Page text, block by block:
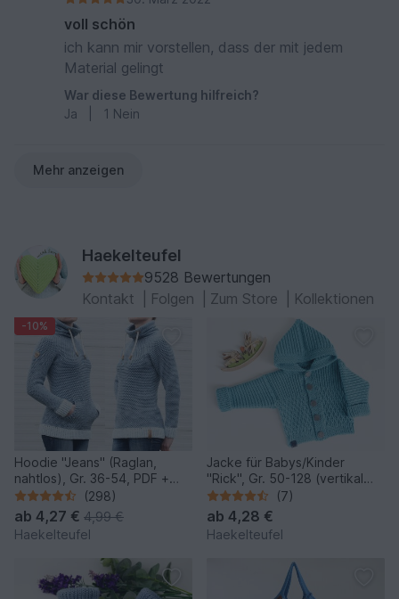
voll schön
ich kann mir vorstellen, dass der mit jedem
Material gelingt
War diese Bewertung hilfreich?
Ja
1 Nein
Mehr anzeigen
Haekelteufel
9528 Bewertungen
Kontakt
Folgen Zum Store Kollektionen
-10%
Hoodie "Jeans" (Raglan,
nahtlos), Gr. 36-54, PDF +
Link zum Video
(298)
ab 4,27 € 4,99 €
Haekelteufel
Jacke für Babys/Kinder
"Rick", Gr. 50-128 (vertikal
gehäkelt, stricklook)
(7)
ab 4,28 €
Haekelteufel